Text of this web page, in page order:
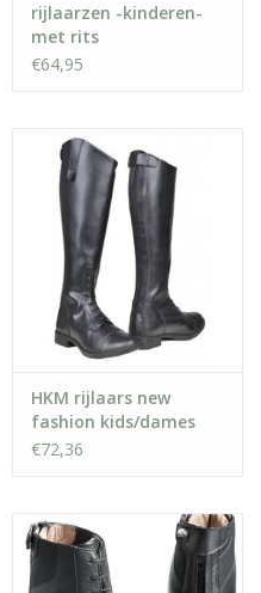
rijlaarzen -kinderen-
met rits
€64,95
HKM rijlaars new
fashion kids/dames
€72,36